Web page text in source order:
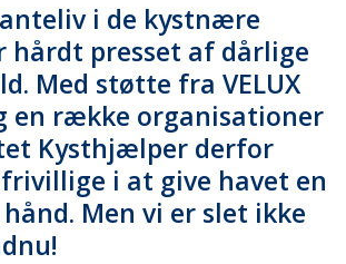
i de kystnære
hårdt presset af dårlige
Med støtte fra VELUX
en række organisationer
Kysthjælper derfor
i at give havet en
Men vi er slet ikke